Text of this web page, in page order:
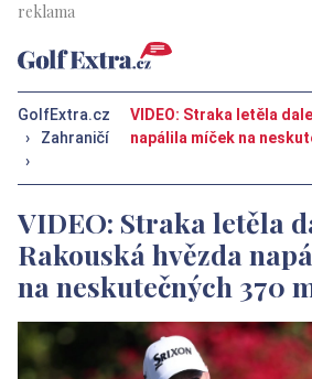
GolfExtra.cz
›
Zahraničí
›
VIDEO: Straka letěla
napálila míček na
VIDEO: Straka letěla
Rakouská hvězda
na neskutečných 370